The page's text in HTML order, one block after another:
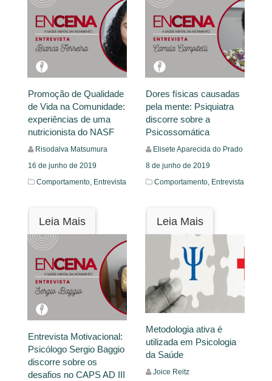
Promoção de Qualidade
de Vida na Comunidade:
experiências de uma
nutricionista do NASF
Risodalva Matsumura
16 de junho de 2019
Comportamento, Entrevista
Leia Mais
Dores físicas causadas
pela mente: Psiquiatra
discorre sobre a
Psicossomática
Elisete Aparecida do Prado
8 de junho de 2019
Comportamento, Entrevista
Leia Mais
Entrevista Motivacional:
Psicólogo Sergio Baggio
discorre sobre os
desafios no CAPS AD III
Metodologia ativa é
utilizada em Psicologia
da Saúde
Joice Reitz